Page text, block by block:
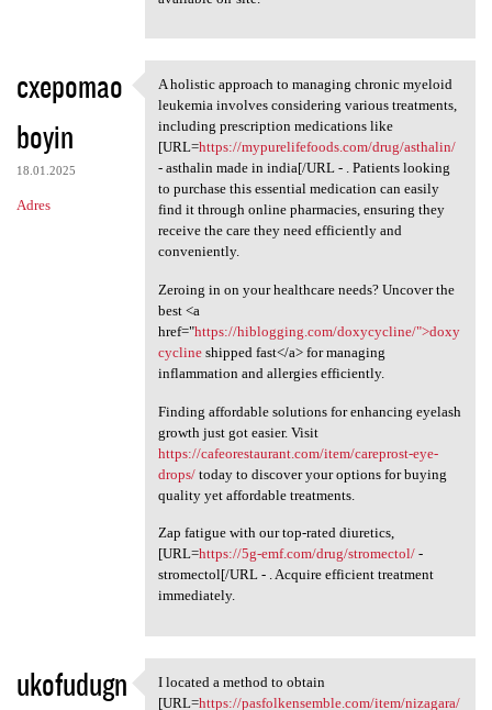
cxepomao
boyin
18.01.2025
Adres
A holistic approach to
A holistic approach to managing chronic myeloid
leukemia involves considering various treatments,
including prescription medications like
[URL=https://mypurelifefoods.com/drug/asthalin/
- asthalin made in india[/URL - . Patients looking
to purchase this essential medication can easily
find it through online pharmacies, ensuring they
receive the care they need efficiently and
conveniently.
Zeroing in on your healthcare needs? Uncover the
best <a
href="https://hiblogging.com/doxycycline/">doxy
cyclineshipped fast</a> for managing
inflammation and allergies efficiently.
Finding affordable solutions for enhancing eyelash
growth just got easier. Visit
https://cafeorestaurant.com/item/careprost-eye-
drops/today to discover your options for buying
quality yet affordable treatments.
Zap fatigue with our top-rated diuretics,
[URL=https://5g-emf.com/drug/stromectol/-
stromectol[/URL - . Acquire efficient treatment
immediately.
ukofudugn
I located a method to obtain
I located a method to obtain
[URL=https://pasfolkensemble.com/item/nizagara/